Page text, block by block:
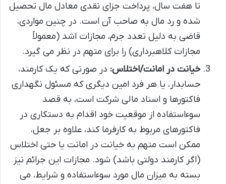
تا هفت سال، پرداخت جزای نقدی معادل مال تحصیل
شده و رد مال به صاحب آن است. در چنین مواردی،
قاضی به دلیل تعدد جرم، مجازات اشد (معمولاً
مجازات کلاهبرداری) را برای متهم در نظر می گیرد.
خیانت در امانت/اختلاس: در صورتی که یک کارمند،
حسابدار، یا هر فرد امین دیگری که مسئول نگهداری
فاکتورها و اسناد مالی شرکت است، به قصد
سوءاستفاده از موقعیت خود اقدام به دستکاری در
فاکتورهای مربوط به کارفرما کند، علاوه بر جعل،
ممکن است متهم به خیانت در امانت یا حتی اختلاس
(اگر کارمند دولتی باشد) شود. مجازات این جرائم نیز
بسته به میزان مال مورد سوءاستفاده و شرایط، می